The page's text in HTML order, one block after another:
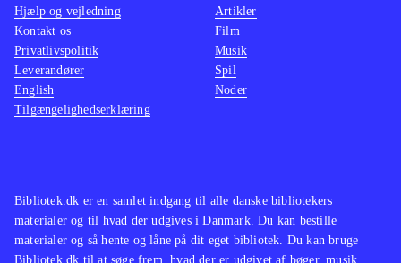
Bibliotek.dk er en samlet indgang til alle danske bibliotekers
materialer og til hvad der udgives i Danmark. Du kan bestille
materialer og så hente og låne på dit eget bibliotek. Du kan bruge
Bibliotek.dk til at søge frem, hvad der er udgivet af bøger, musik,
Hjælp og vejledning
Kontakt os
Privatlivspolitik
Leverandører
English
Tilgængelighedserklæring
Artikler
Film
Musik
Spil
Noder